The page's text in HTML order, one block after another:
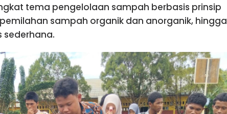
tema pengelolaan sampah berbasis prinsip
pemilahan sampah organik dan anorganik, hingga